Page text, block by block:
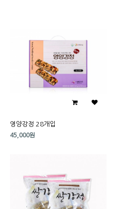
영양강정 28개입
45,000원